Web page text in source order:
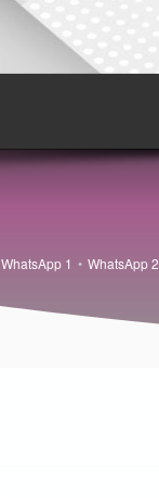
WhatsApp 1 WhatsApp 2